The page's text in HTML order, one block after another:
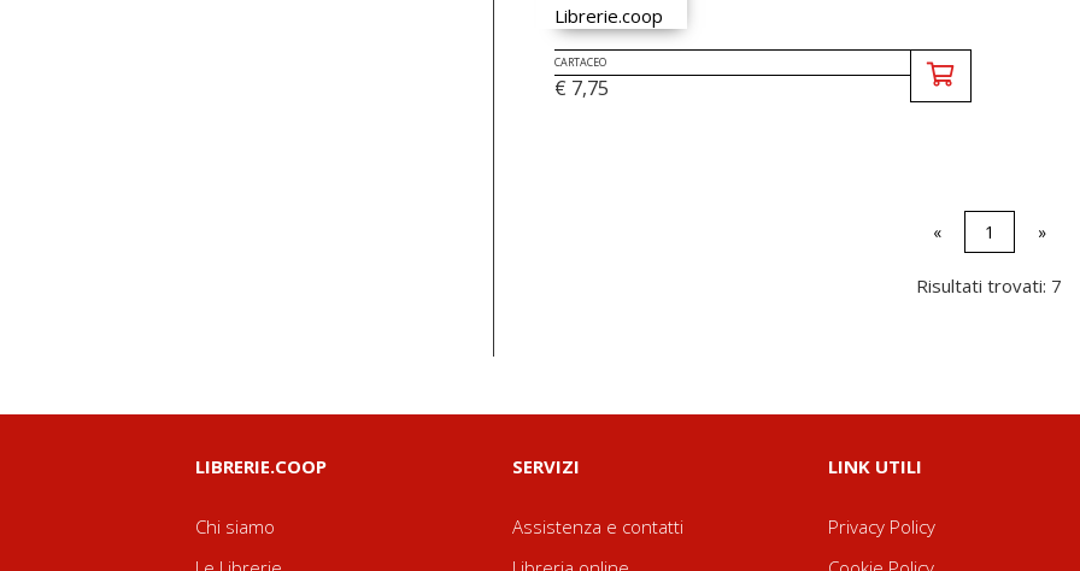
CARTACEO
€ 7,75
« 1 »
Risultati trovati: 7
LIBRERIE.COOP
Chi siamo
SERVIZI
Assistenza e contatti
LINK UTILI
Privacy Policy